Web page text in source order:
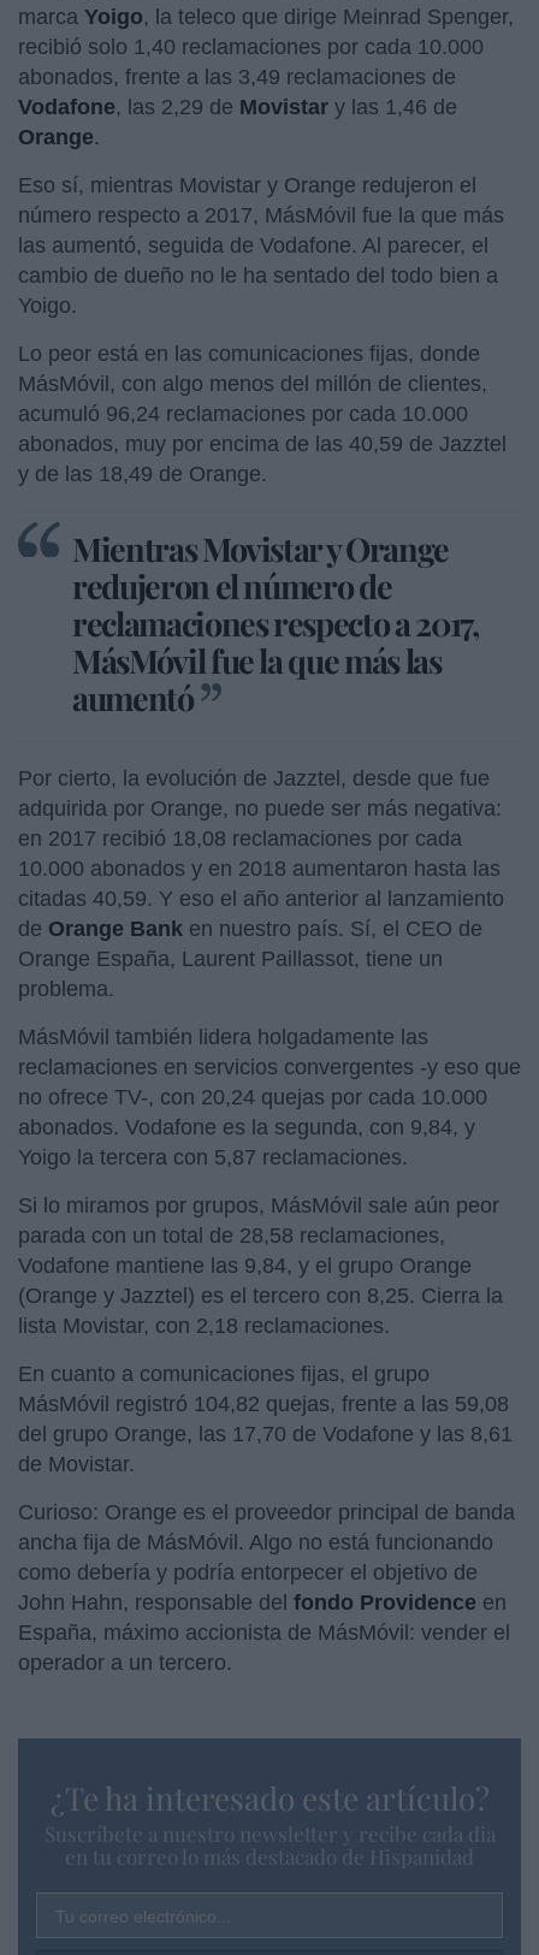
marca Yoigo, la teleco que dirige Meinrad Spenger,
recibió solo 1,40 reclamaciones por cada 10.000
abonados, frente a las 3,49 reclamaciones de
Vodafone, las 2,29 de Movistar y las 1,46 de
Orange.
Eso sí, mientras Movistar y Orange redujeron el
número respecto a 2017, MásMóvil fue la que más
las aumentó, seguida de Vodafone. Al parecer, el
cambio de dueño no le ha sentado del todo bien a
Yoigo.
Lo peor está en las comunicaciones fijas, donde
MásMóvil, con algo menos del millón de clientes,
acumuló 96,24 reclamaciones por cada 10.000
abonados, muy por encima de las 40,59 de Jazztel
y de las 18,49 de Orange.
Mientras Movistar y Orange
redujeron el número de
reclamaciones respecto a 2017,
MásMóvil fue la que más las
aumentó
Por cierto, la evolución de Jazztel, desde que fue
adquirida por Orange, no puede ser más negativa:
en 2017 recibió 18,08 reclamaciones por cada
10.000 abonados y en 2018 aumentaron hasta las
citadas 40,59. Y eso el año anterior al lanzamiento
de Orange Bank en nuestro país. Sí, el CEO de
Orange España, Laurent Paillassot, tiene un
problema.
MásMóvil también lidera holgadamente las
reclamaciones en servicios convergentes -y eso que
no ofrece TV-, con 20,24 quejas por cada 10.000
abonados. Vodafone es la segunda, con 9,84, y
Yoigo la tercera con 5,87 reclamaciones.
Si lo miramos por grupos, MásMóvil sale aún peor
parada con un total de 28,58 reclamaciones,
Vodafone mantiene las 9,84, y el grupo Orange
(Orange y Jazztel) es el tercero con 8,25. Cierra la
lista Movistar, con 2,18 reclamaciones.
En cuanto a comunicaciones fijas, el grupo
MásMóvil registró 104,82 quejas, frente a las 59,08
del grupo Orange, las 17,70 de Vodafone y las 8,61
de Movistar.
Curioso: Orange es el proveedor principal de banda
ancha fija de MásMóvil. Algo no está funcionando
como debería y podría entorpecer el objetivo de
John Hahn, responsable del fondo Providence en
España, máximo accionista de MásMóvil: vender el
operador a un tercero.
¿Te ha interesado este artículo?
Suscríbete a nuestro newsletter y recibe cada dia
en tu correo lo más destacado de Hispanidad
Tu correo electrónico...